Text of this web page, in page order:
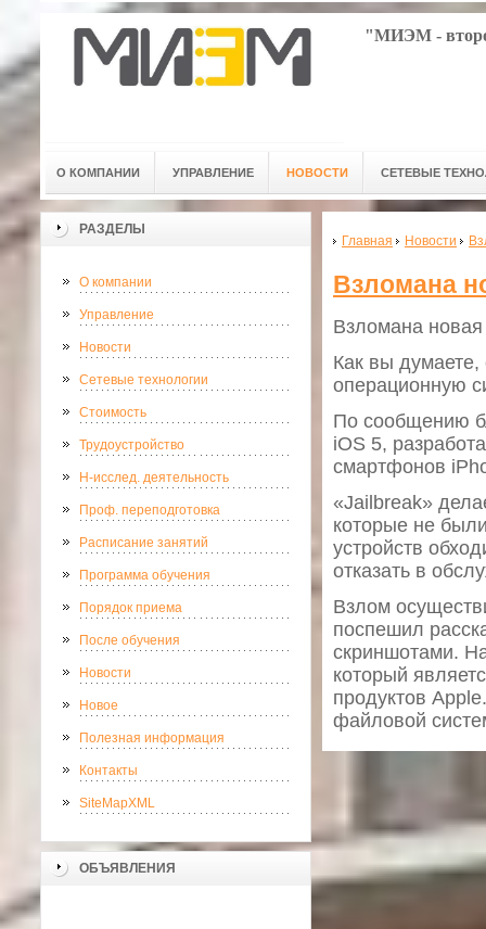
"МИЭМ -
О КОМПАНИИ УПРАВЛЕНИЕ НОВОСТИ СЕТЕВЫЕ
РАЗДЕЛЫ
О компании
Управление
Новости
Сетевые технологии
Стоимость
Трудоустройство
Н-исслед. деятельность
Проф. переподготовка
Расписание занятий
Программа обучения
Порядок приема
После обучения
Новости
Новое
Полезная информация
Контакты
SiteMapXML
ОБЪЯВЛЕНИЯ
Главная Новости
Взломана
Взломана
Как вы
операционную
По сообщению
iOS 5,
смартфонов
«Jailbreak»
которые не
устройств
отказать в
Взлом
поспешил
скриншотами.
который
продуктов
файловой